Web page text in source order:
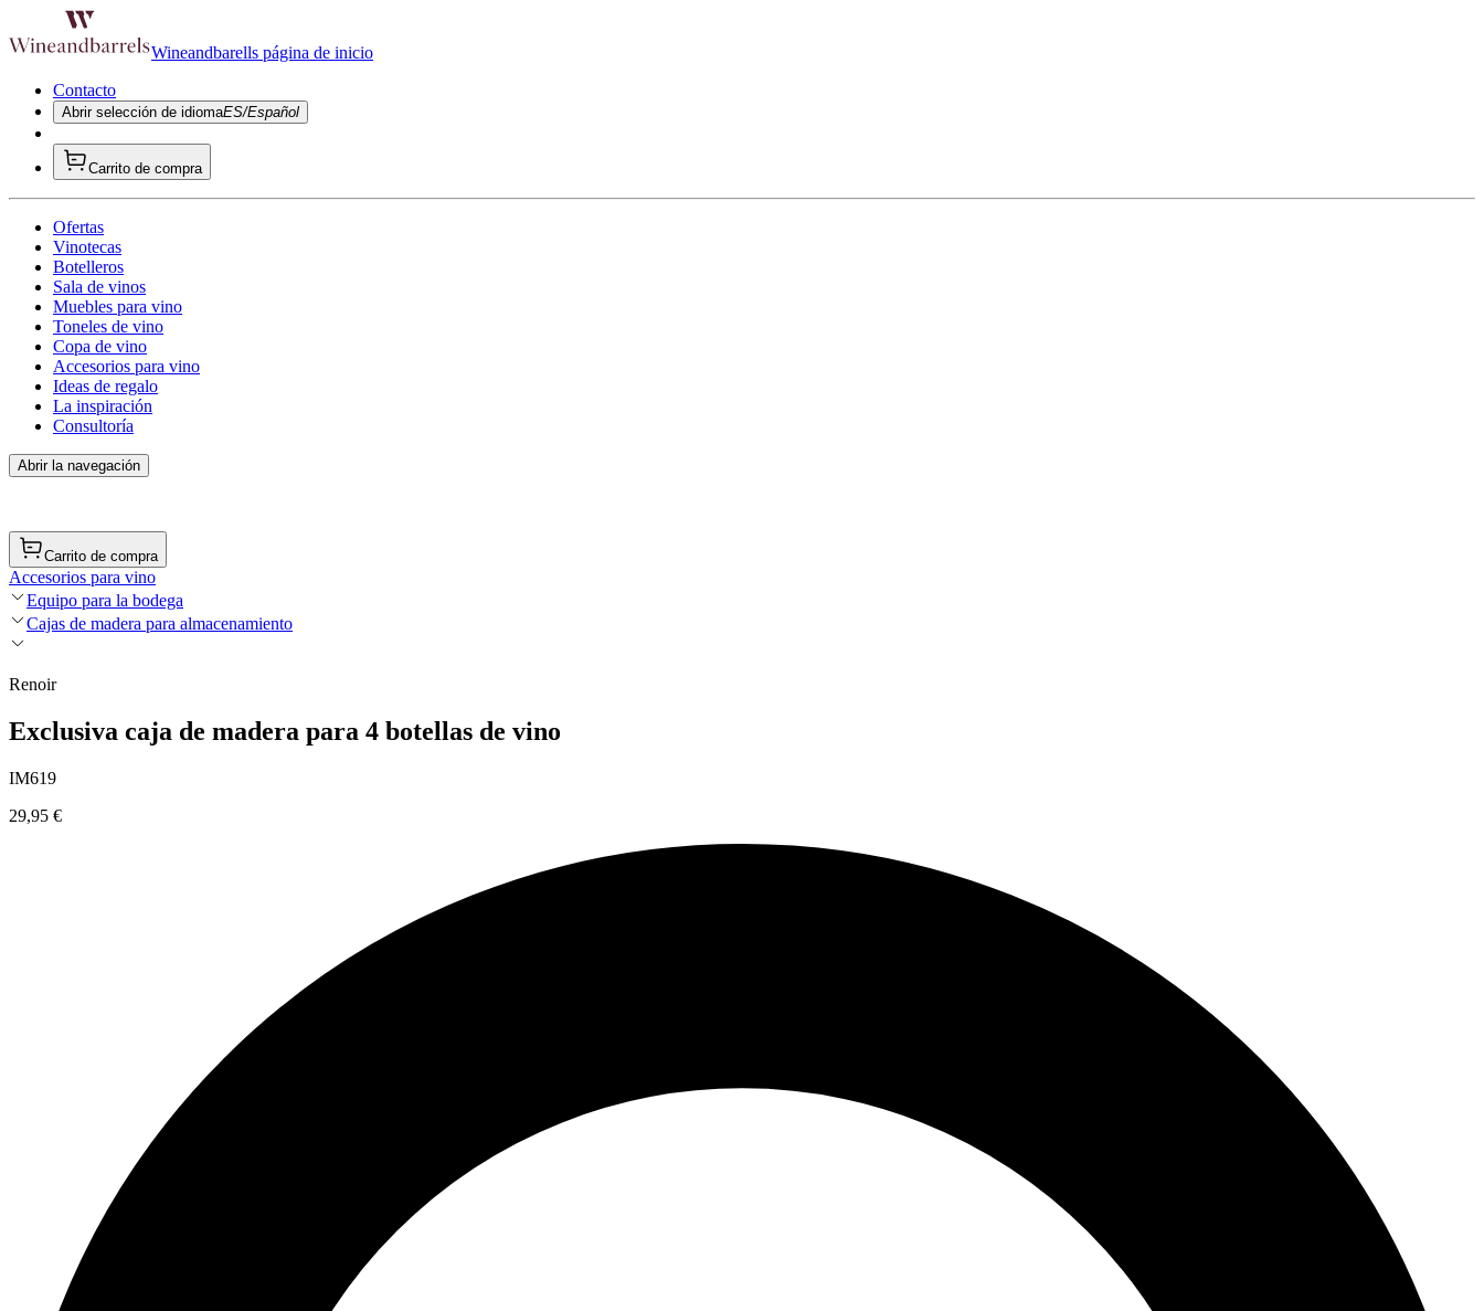
Wineandbarells página de inicio
Contacto
Abrir selección de idiomaES/Español
Carrito de compra
Ofertas
Vinotecas
Botelleros
Sala de vinos
Muebles para vino
Toneles de vino
Copa de vino
Accesorios para vino
Ideas de regalo
La inspiración
Consultoría
Abrir la navegación
Carrito de compra
Accesorios para vino
Equipo para la bodega
Cajas de madera para almacenamiento
Renoir
Exclusiva caja de madera para 4 botellas de vino
IM619
29,95 €